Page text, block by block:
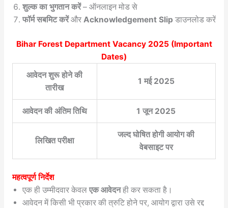
शुल्क का भुगतान करें– ऑनलाइन मोड से
फॉर्म सबमिट करेंऔर Acknowledgement Slip डाउनलोड करें
Bihar Forest Department Vacancy 2025(Important
Dates)
आवेदन शुरू होने की
तारीख
1 मई 2025
आवेदन की अंतिम तिथि 1 जून 2025
लिखित परीक्षा
जल्द घोषित होगी आयोग की
वेबसाइट पर
महत्वपूर्ण निर्देश
एक ही उम्मीदवार केवल एक आवेदनही कर सकता है।
आवेदन में किसी भी प्रकार की त्रुटि होने पर, आयोग द्वारा उसे रद्द